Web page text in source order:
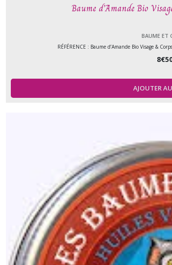
Baume d’Amande Bio
BAUME ET
RÉFÉRENCE : Baume d’Amande Bio Visage &
8€
AJOUTER